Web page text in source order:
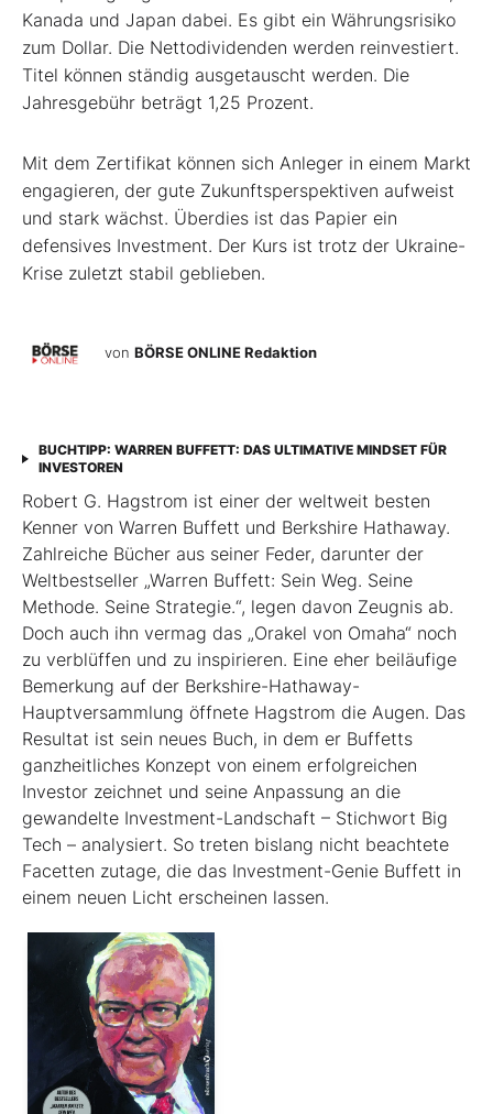
Kanada und Japan dabei. Es gibt ein Währungsrisiko
zum Dollar. Die Nettodividenden werden reinvestiert.
Titel können ständig ausgetauscht werden. Die
Jahresgebühr beträgt 1,25 Prozent.
Mit dem Zertifikat können sich Anleger in einem Markt
engagieren, der gute Zukunftsperspektiven aufweist
und stark wächst. Überdies ist das Papier ein
defensives Investment. Der Kurs ist trotz der Ukraine-
Krise zuletzt stabil geblieben.
von BÖRSE ONLINE Redaktion
BUCHTIPP: WARREN BUFFETT: DAS ULTIMATIVE MINDSET FÜR
INVESTOREN
Robert G. Hagstrom ist einer der weltweit besten
Kenner von Warren Buffett und Berkshire Hathaway.
Zahlreiche Bücher aus seiner Feder, darunter der
Weltbestseller „Warren Buffett: Sein Weg. Seine
Methode. Seine Strategie.“, legen davon Zeugnis ab.
Doch auch ihn vermag das „Orakel von Omaha“ noch
zu verblüffen und zu inspirieren. Eine eher beiläufige
Bemerkung auf der Berkshire-Hathaway-
Hauptversammlung öffnete Hagstrom die Augen. Das
Resultat ist sein neues Buch, ­in dem er Buffetts
ganzheitliches Konzept von einem erfolgreichen
Investor zeichnet und seine Anpassung an die
gewandelte Investment-Landschaft – Stichwort Big
Tech – analysiert. So treten bislang nicht beachtete
Facetten zutage, die das Investment-Genie Buffett in
einem neuen Licht erscheinen lassen.